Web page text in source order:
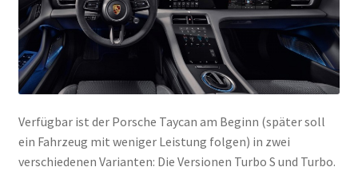
Verfügbar ist der Porsche Taycan am Beginn (später soll
ein Fahrzeug mit weniger Leistung folgen) in zwei
verschiedenen Varianten: Die Versionen Turbo S und Turbo.